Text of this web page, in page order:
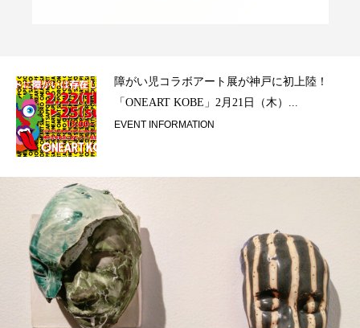
障がい児コラボアート展が神戸に初上陸！
「ONEART KOBE」2月21日（木）...
EVENT INFORMATION